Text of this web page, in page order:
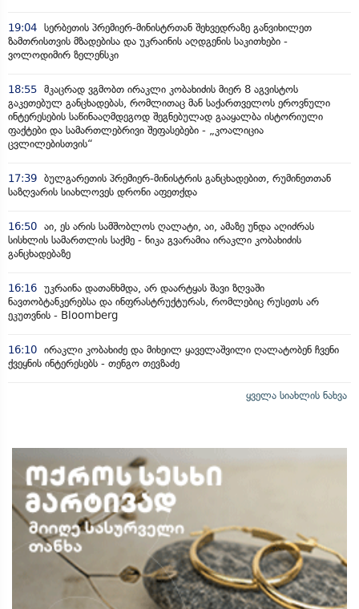
19:04 სერბეთის პრემიერ-მინისტრთან შეხვედრაზე განვიხილეთ
ზამთრისთვის მზადებისა და უკრაინის აღდგენის საკითხები -
ვოლოდიმირ ზელენსკი
18:55 მკაცრად ვგმობთ ირაკლი კობახიძის მიერ 8 აგვისტოს
გაკეთებულ განცხადებას, რომლითაც მან საქართველოს ეროვნული
ინტერესების საწინააღმდეგოდ შეგნებულად გააყალბა ისტორიული
ფაქტები და სამართლებრივი შეფასებები - „კოალიცია
ცვლილებისთვის“
17:39 ბულგარეთის პრემიერ-მინისტრის განცხადებით, რუმინეთთან
საზღვარის სიახლოვეს დრონი აფეთქდა
16:50 აი, ეს არის სამშობლოს ღალატი, აი, ამაზე უნდა აღიძრას
სისხლის სამართლის საქმე - ნიკა გვარამია ირაკლი კობახიძის
განცხადებაზე
16:16 უკრაინა დათანხმდა, არ დაარტყას შავი ზღვაში
ნავთობტანკერებსა და ინფრასტრუქტურას, რომლებიც რუსეთს არ
ეკუთვნის - Bloomberg
16:10 ირაკლი კობახიძე და მიხეილ ყაველაშვილი ღალატობენ ჩვენი
ქვეყნის ინტერესებს - თენგო თევზაძე
ყველა სიახლის ნახვა